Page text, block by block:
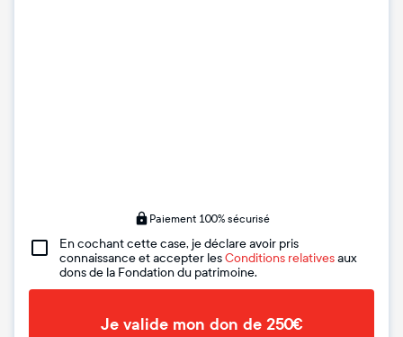
Paiement 100% sécurisé
En cochant cette case, je déclare avoir pris
connaissance et accepter lesConditions relativesaux
dons de la Fondation du patrimoine.
Je valide mon don de 250€